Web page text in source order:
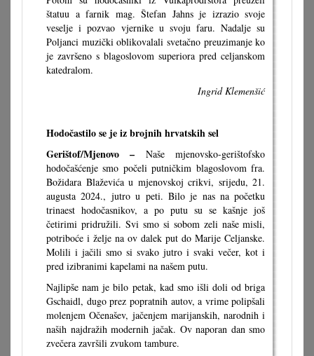
štatuu a farnik mag. Štefan Jahns je izrazio svoje
veselje i pozvao vjernike u svoju faru. Nadalje su
Poljanci muzički oblikovalali svetačno preuzimanje ko
je završeno s blagoslovom superiora pred celjanskom
katedralom.
Ingrid Klemenšić
Hodočastilo se je iz brojnih hrvatskih sel
Gerištof/Mjenovo – Naše mjenovsko-gerištofsko
hodočašćenje smo počeli putničkim blagoslovom fra.
Božidara Blaževića u mjenovskoj crikvi, srijedu, 21.
augusta 2024., jutro u peti. Bilo je nas na početku
trinaest hodočasnikov, a po putu su se kašnje još
četirimi pridružili. Svi smo si sobom zeli naše misli,
potriboće i želje na ov dalek put do Marije Celjanske.
Molili i jačili smo si svako jutro i svaki večer, kot i
pred izibranimi kapelami na našem putu.
Najlipše nam je bilo petak, kad smo išli doli od briga
Gschaidl, dugo prez popratnih autov, a vrime polipšali
molenjem Očenašev, jačenjem marijanskih, narodnih i
naših najdražih modernih jačak. Ov naporan dan smo
zvečera završili zvukom tambure.